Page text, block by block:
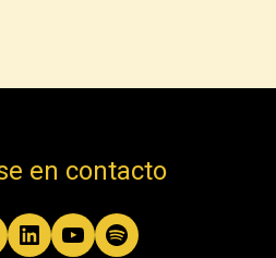
en contacto
Instagram
LinkedInYouTubeSpotify